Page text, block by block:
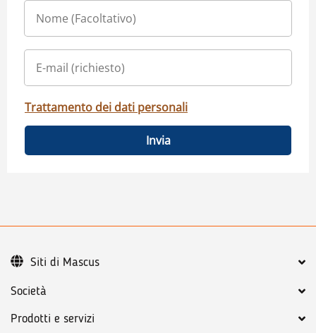
Trattamento dei dati personali
Invia
Società
Prodotti e servizi
Siti di Mascus